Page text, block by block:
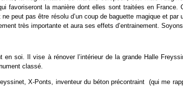
favoriseront la manière dont elles sont traitées en France.
peut pas être résolu d’un coup de baguette magique et par
très importante et aura ses effets d’entrainement.
en soi. Il vise à rénover l’intérieur de la grande Halle
classé.
X-Ponts, inventeur du béton précontraint (qui me